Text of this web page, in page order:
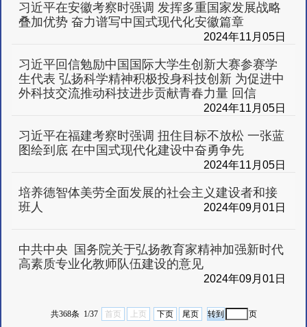
习近平在安徽考察时强调 发挥多重国家发展战略
叠加优势 奋力谱写中国式现代化安徽篇章
2024年11月05日
习近平回信勉励中国国际大学生创新大赛参赛学
生代表 弘扬科学精神积极投身科技创新 为促进中
外科技交流推动科技进步贡献青春力量 回信
2024年11月05日
习近平在福建考察时强调 扭住目标不放松 一张蓝
图绘到底 在中国式现代化建设中奋勇争先
2024年11月05日
培养德智体美劳全面发展的社会主义建设者和接
班人
2024年09月01日
中共中央 国务院关于弘扬教育家精神加强新时代
高素质专业化教师队伍建设的意见
2024年09月01日
共368条 1/37 首页 上页 下页 尾页 页